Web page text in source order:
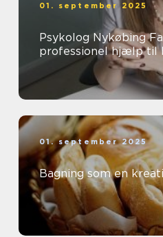
01. september 2025
Psykolog Nykøbing
professionel hjælp til
01. september 2025
Bagning som en